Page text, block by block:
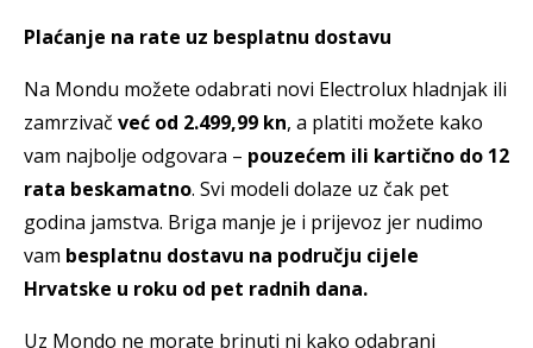
Plaćanje na rate uz besplatnu dostavu
Na Mondu možete odabrati novi Electrolux hladnjak ili
zamrzivač već od 2.499,99 kn, a platiti možete kako
vam najbolje odgovara – pouzećem ili kartično do 12
rata beskamatno. Svi modeli dolaze uz čak pet
godina jamstva. Briga manje je i prijevoz jer nudimo
vam besplatnu dostavu na području cijele
Hrvatske u roku od pet radnih dana.
Uz Mondo ne morate brinuti ni kako odabrani